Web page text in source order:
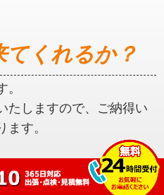
てくれるか？
たしますので、ご納得い
ます。
谷川浜エリア